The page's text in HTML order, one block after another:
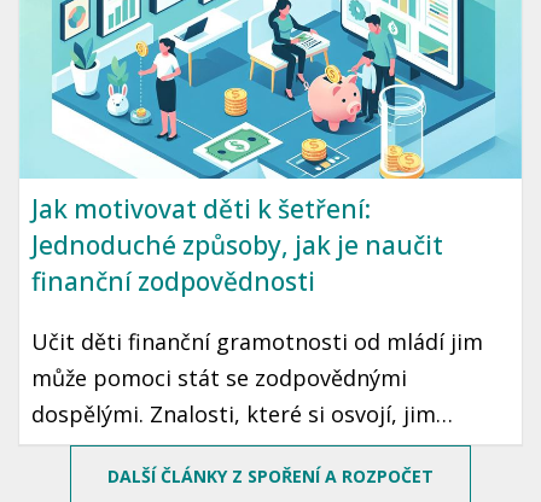
Jak motivovat děti k šetření:
Jednoduché způsoby, jak je naučit
finanční zodpovědnosti
Učit děti finanční gramotnosti od mládí jim
může pomoci stát se zodpovědnými
dospělými. Znalosti, které si osvojí, jim
mohou sloužit po celý život. Prozradíme vám,
jak motivovat děti k šetření peněz pomocí
DALŠÍ ČLÁNKY Z SPOŘENÍ A ROZPOČET